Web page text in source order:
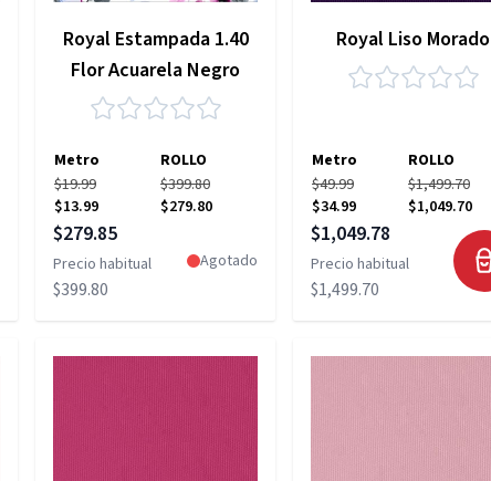
Royal Estampada 1.40
Flor Acuarela Negro
Metro
ROLLO
$19.99
$13.99
$399.80
$279.80
Precio especial
$279.85
Precio habitual
$399.80
Agotado
Royal Liso Morado
Metro
ROLLO
$49.99
$34.99
$1,499.70
$1,049.70
Precio especial
$1,049.78
Precio habitual
$1,499.70